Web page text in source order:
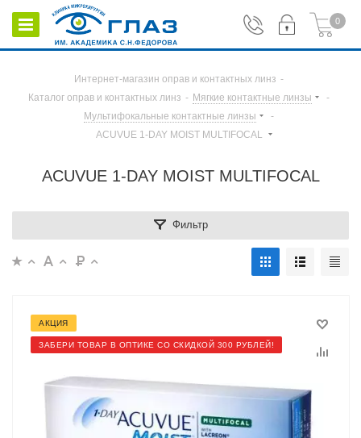
0
Интернет-магазин оправ и контактных линз -
Каталог оправ и контактных линз - Мягкие контактные линзы
-
Мультифокальные контактные линзы
-
ACUVUE 1-DAY MOIST MULTIFOCAL
ACUVUE 1-DAY MOIST MULTIFOCAL
Фильтр
АКЦИЯ
ЗАБЕРИ ТОВАР В ОПТИКЕ СО СКИДКОЙ 300 РУБЛЕЙ!